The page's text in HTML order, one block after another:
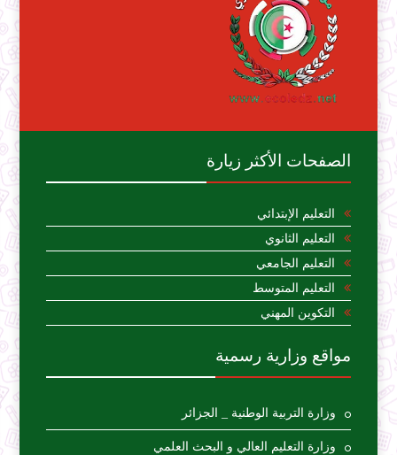
الصفحات الأكثر زيارة
التعليم الإبتدائي
التعليم الثانوي
التعليم الجامعي
التعليم المتوسط
التكوين المهني
مواقع وزارية رسمية
وزارة التربية الوطنية _ الجزائر
وزارة التعليم العالي و البحث العلمي